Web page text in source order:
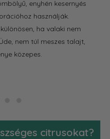
enyhén kesernyés
használják.
ha valaki nem
nem túl meszes talajt,
közepes.
citrusokat?